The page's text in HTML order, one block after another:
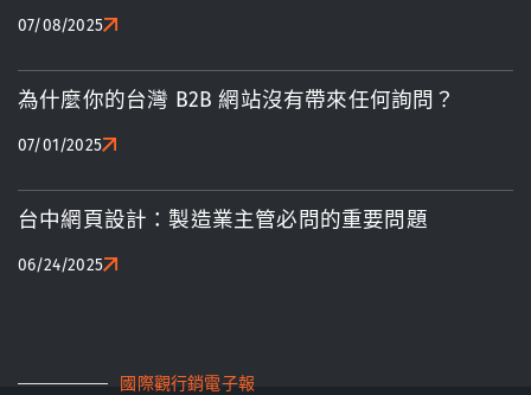
07/08/2025
為什麼你的台灣 B2B 網站沒有帶來任何詢問？
07/01/2025
台中網頁設計：製造業主管必問的重要問題
06/24/2025
國際觀行銷電子報